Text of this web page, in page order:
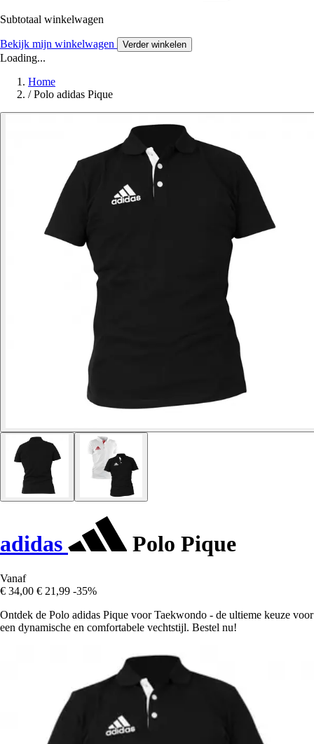
Subtotaal winkelwagen
Bekijk mijn winkelwagen Verder winkelen
Loading...
Home
/ Polo adidas Pique
adidas Polo Pique
Vanaf
€ 34,00 € 21,99 -35%
Ontdek de Polo adidas Pique voor Taekwondo - de ultieme keuze voor
een dynamische en comfortabele vechtstijl. Bestel nu!